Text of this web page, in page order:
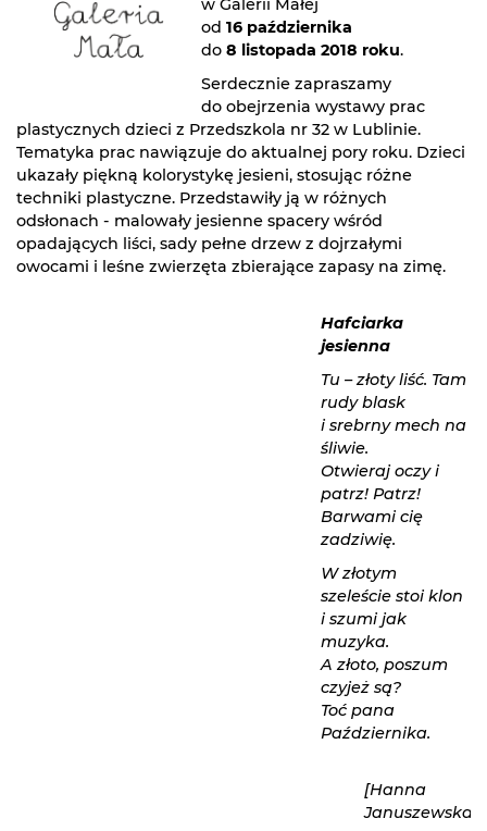
od 16 października
do 8 listopada 2018 roku.
Serdecznie zapraszamy
do obejrzenia wystawy prac
plastycznych dzieci z Przedszkola nr 32 w Lublinie.
Tematyka prac nawiązuje do aktualnej pory roku. Dzieci
ukazały piękną kolorystykę jesieni, stosując różne
techniki plastyczne. Przedstawiły ją w różnych
odsłonach - malowały jesienne spacery wśród
opadających liści, sady pełne drzew z dojrzałymi
owocami i leśne zwierzęta zbierające zapasy na zimę.
Hafciarka
jesienna
Tu – złoty liść. Tam
rudy blask
i srebrny mech na
śliwie.
Otwieraj oczy i
patrz! Patrz!
Barwami cię
zadziwię.
W złotym
szeleście stoi klon
i szumi jak
muzyka.
A złoto, poszum
czyjeż są?
Toć pana
Października.
[Hanna
Januszewska]